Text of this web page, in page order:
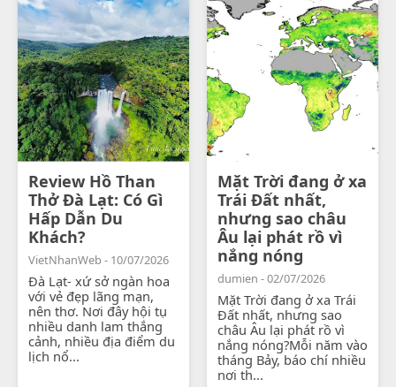
Review Hồ Than
Thở Đà Lạt: Có Gì
Hấp Dẫn Du
Khách?
VietNhanWeb - 10/07/2026
Đà Lạt- xứ sở ngàn hoa
với vẻ đẹp lãng mạn,
nên thơ. Nơi đây hội tụ
nhiều danh lam thắng
cảnh, nhiều địa điểm du
lịch nổ...
Mặt Trời đang ở xa
Trái Đất nhất,
nhưng sao châu
Âu lại phát rồ vì
nắng nóng
dumien - 02/07/2026
Mặt Trời đang ở xa Trái
Đất nhất, nhưng sao
châu Âu lại phát rồ vì
nắng nóng?Mỗi năm vào
tháng Bảy, báo chí nhiều
nơi th...